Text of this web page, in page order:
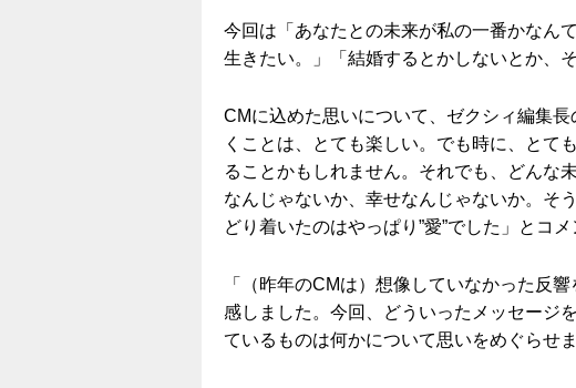
今回は「あなたとの未来が私の一番かなん
生きたい。」「結婚するとかしないとか、
CMに込めた思いについて、ゼクシィ編集
くことは、とても楽しい。でも時に、とて
ることかもしれません。それでも、どんな
なんじゃないか、幸せなんじゃないか。そ
どり着いたのはやっぱり”愛”でした」とコメ
「（昨年のCMは）想像していなかった反
感しました。今回、どういったメッセージ
ているものは何かについて思いをめぐらせ